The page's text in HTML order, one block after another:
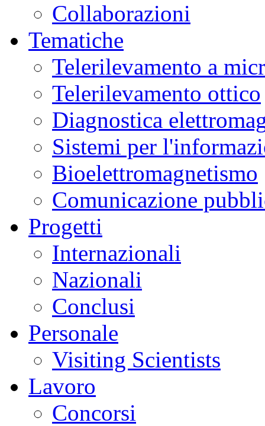
Collaborazioni
Tematiche
Telerilevamento a
Telerilevamento ottico
Diagnostica
Sistemi per
Bioelettromagnetismo
Comunicazione
Progetti
Internazionali
Nazionali
Conclusi
Personale
Visiting Scientists
Lavoro
Concorsi